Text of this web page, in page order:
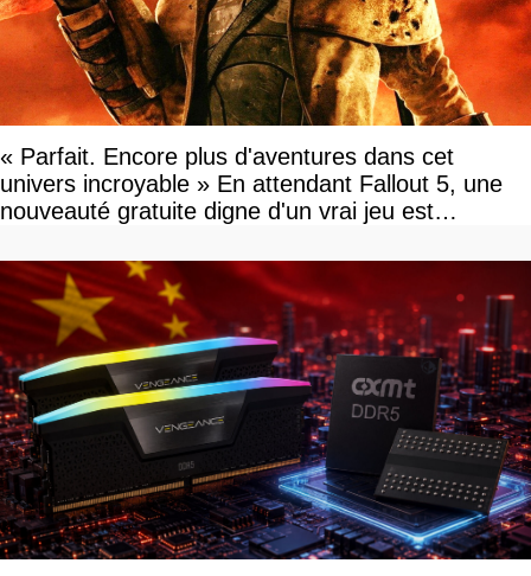
« Parfait. Encore plus d'aventures dans cet
univers incroyable » En attendant Fallout 5, une
nouveauté gratuite digne d'un vrai jeu est